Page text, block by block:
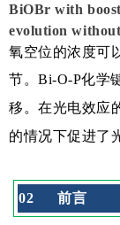
BiOBr with
evolution
氧空位的浓度可
节。Bi-O-P化学
移。在光电效应
的情况下促进了
02 前言